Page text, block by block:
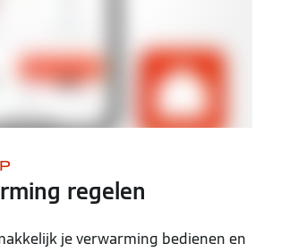
regelen
je verwarming bedienen en